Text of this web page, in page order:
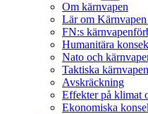
Om kärnvapen
Lär om
FN:s
Humanitära
Nato och
Taktiska kärnvapen
Avskräckning
Effekter på klimat
Ekonomiska